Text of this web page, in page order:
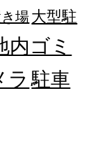
場大型駐
内ゴミ
ラ 駐車